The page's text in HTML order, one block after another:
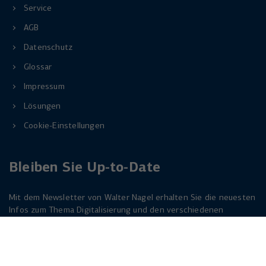
Service
AGB
Datenschutz
Glossar
Impressum
Lösungen
Cookie-Einstellungen
Bleiben Sie Up-to-Date
Mit dem Newsletter von Walter Nagel erhalten Sie die neuesten
Infos zum Thema Digitalisierung und den verschiedenen